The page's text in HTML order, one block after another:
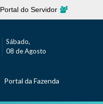
Portal do Servidor
Sábado,
08 de Agosto
Portal da Fazenda